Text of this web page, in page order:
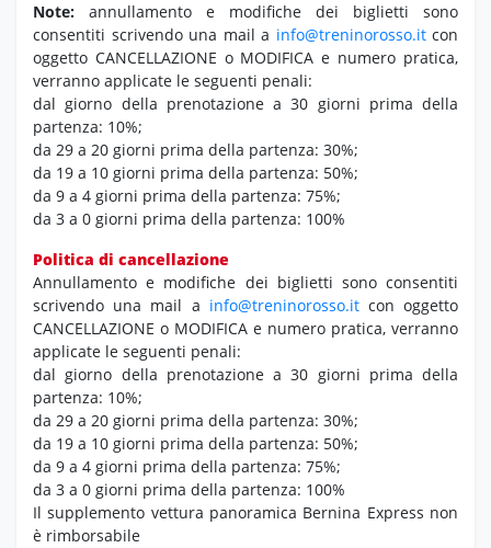
Note: annullamento e modifiche dei biglietti sono
consentiti scrivendo una mail a info@treninorosso.itcon
oggetto CANCELLAZIONE o MODIFICA e numero pratica,
verranno applicate le seguenti penali:
dal giorno della prenotazione a 30 giorni prima della
partenza: 10%;
da 29 a 20 giorni prima della partenza: 30%;
da 19 a 10 giorni prima della partenza: 50%;
da 9 a 4 giorni prima della partenza: 75%;
da 3 a 0 giorni prima della partenza: 100%
Politica di cancellazione
Annullamento e modifiche dei biglietti sono consentiti
scrivendo una mail a info@treninorosso.itcon oggetto
CANCELLAZIONE o MODIFICA e numero pratica, verranno
applicate le seguenti penali:
dal giorno della prenotazione a 30 giorni prima della
partenza: 10%;
da 29 a 20 giorni prima della partenza: 30%;
da 19 a 10 giorni prima della partenza: 50%;
da 9 a 4 giorni prima della partenza: 75%;
da 3 a 0 giorni prima della partenza: 100%
Il supplemento vettura panoramica Bernina Express non
è rimborsabile